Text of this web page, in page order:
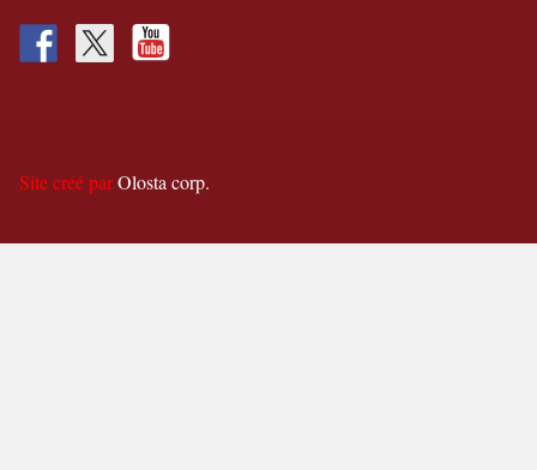
Site créé parOlosta corp.